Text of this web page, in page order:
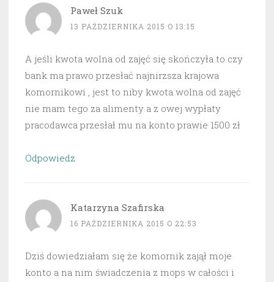
Paweł Szuk
13 PAŹDZIERNIKA 2015 O 13:15
A jeśli kwota wolna od zajęć się skończyła to czy
bank ma prawo przesłać najnirzsza krajowa
komornikowi , jest to niby kwota wolna od zajęć
nie mam tego za alimenty a z owej wypłaty
pracodawca przesłał mu na konto prawie 1500 zł
Odpowiedz
Katarzyna Szafirska
16 PAŹDZIERNIKA 2015 O 22:53
Dziś dowiedziałam się że komornik zajął moje
konto a na nim świadczenia z mops w całości i